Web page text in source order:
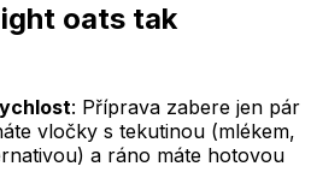
oats tak
: Příprava zabere jen pár
vločky s tekutinou (mlékem,
a ráno máte hotovou